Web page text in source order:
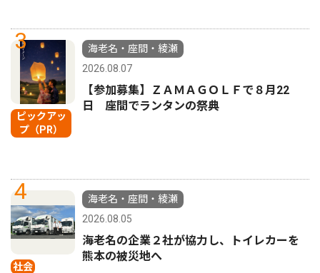
3
ピックアッ
プ（PR）
海老名・座間・綾瀬
2026.08.07
【参加募集】ＺＡＭＡＧＯＬＦで８月22
日 座間でランタンの祭典
4
社会
海老名・座間・綾瀬
2026.08.05
海老名の企業２社が協力し、トイレカーを
熊本の被災地へ